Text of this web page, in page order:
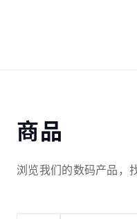
商品
浏览我们的数码产品，